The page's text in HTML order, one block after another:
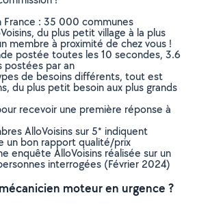
France : 35 000 communes
du plus petit village à la plus
membre à proximité de chez vous !
postée toutes les 10 secondes, 3.6
postées par an
de besoins différents, tout est
du plus petit besoin aux plus grands
recevoir une première réponse à
AlloVoisins sur 5* indiquent
un bon rapport qualité/prix
enquête AlloVoisins réalisée sur un
interrogées (Février 2024)
moteur en urgence ?